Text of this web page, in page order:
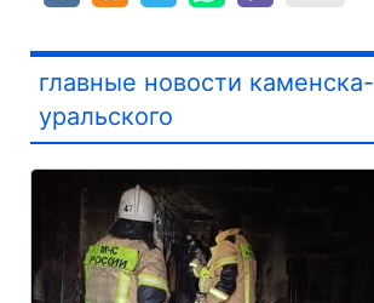
главные новости каменска-
уральского